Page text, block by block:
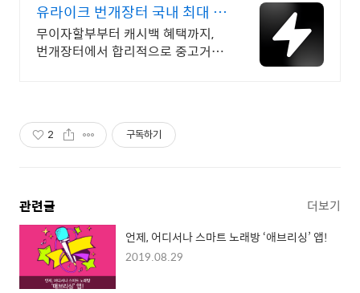
유라이크 번개장터 국내 최대 브
랜드 중고거래
무이자할부부터 캐시백 혜택까지,
번개장터에서 합리적으로 중고거래
2 구독하기
관련글 더보기
언제, 어디서나 스마트 노래방 ‘애브리싱’ 앱!
2019.08.29